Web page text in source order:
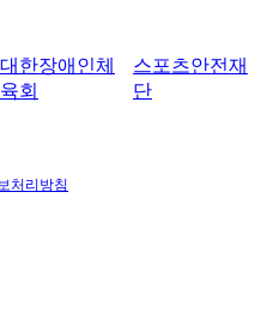
스포츠안전재
단
화성시체육회
처리방침